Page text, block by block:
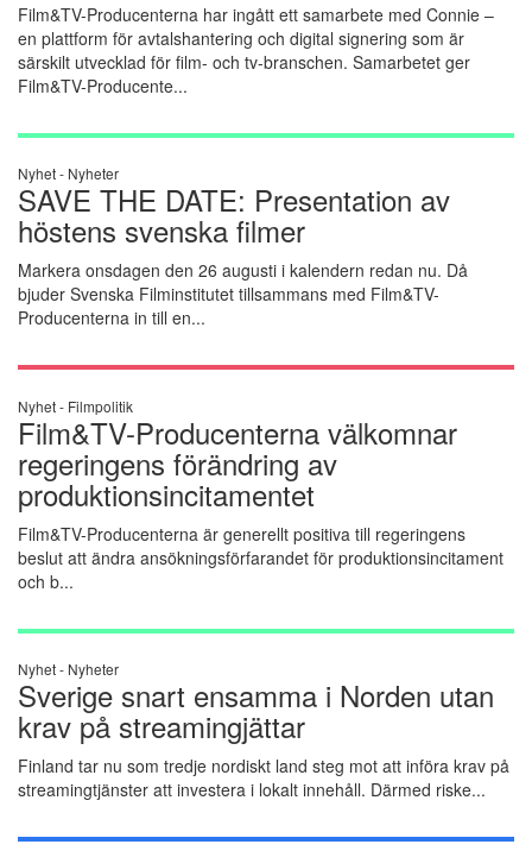
Film&TV-Producenterna har ingått ett samarbete med Connie –
en plattform för avtalshantering och digital signering som är
särskilt utvecklad för film- och tv-branschen. Samarbetet ger
Film&TV-Producente...
Nyhet - Nyheter
SAVE THE DATE: Presentation av
höstens svenska filmer
Markera onsdagen den 26 augusti i kalendern redan nu. Då
bjuder Svenska Filminstitutet tillsammans med Film&TV-
Producenterna in till en...
Nyhet - Filmpolitik
Film&TV-Producenterna välkomnar
regeringens förändring av
produktionsincitamentet
Film&TV-Producenterna är generellt positiva till regeringens
beslut att ändra ansökningsförfarandet för produktionsincitament
och b...
Nyhet - Nyheter
Sverige snart ensamma i Norden utan
krav på streamingjättar
Finland tar nu som tredje nordiskt land steg mot att införa krav på
streamingtjänster att investera i lokalt innehåll. Därmed riske...